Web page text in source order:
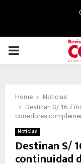
PRIMARY
Home
Noticias
Destinan S/ 16.7
corredores
Noticias
Destinan S/
continuidad